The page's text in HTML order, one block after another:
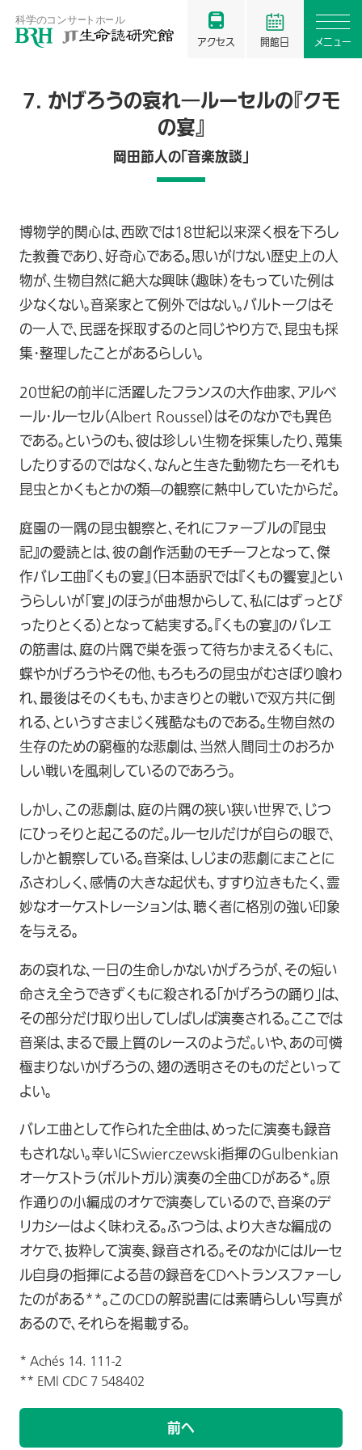
開館日 メニュー
アクセス
7. かげろうの哀れ―ルーセルの『クモ
の宴』
岡田節人の「音楽放談」
博物学的関心は、西欧では18世紀以来深く根を下ろし
た教養であり、好奇心である。思いがけない歴史上の人
物が、生物自然に絶大な興味（趣味）をもっていた例は
少なくない。音楽家とて例外ではない。バルトークはそ
の一人で、民謡を採取するのと同じやり方で、昆虫も採
集･整理したことがあるらしい。
20世紀の前半に活躍したフランスの大作曲家、アルベ
ール･ルーセル（Albert Roussel）はそのなかでも異色
である。というのも、彼は珍しい生物を採集したり、蒐集
したりするのではなく、なんと生きた動物たち―それも
昆虫とかくもとかの類—の観察に熱中していたからだ。
庭園の一隅の昆虫観察と、それにファーブルの『昆虫
記』の愛読とは、彼の創作活動のモチーフとなって、傑
作バレエ曲『くもの宴』（日本語訳では『くもの饗宴』とい
うらしいが「宴」のほうが曲想からして、私にはずっとぴ
ったりとくる）となって結実する。『くもの宴』のバレエ
の筋書は、庭の片隅で巣を張って待ちかまえるくもに、
蝶やかげろうやその他、もろもろの昆虫がむさぼり喰わ
れ、最後はそのくもも、かまきりとの戦いで双方共に倒
れる、というすさまじく残酷なものである。生物自然の
生存のための窮極的な悲劇は、当然人間同士のおろか
しい戦いを風刺しているのであろう。
しかし、この悲劇は、庭の片隅の狭い狭い世界で、じつ
にひっそりと起こるのだ。ルーセルだけが自らの眼で、
しかと観察している。音楽は、しじまの悲劇にまことに
ふさわしく、感情の大きな起伏も、すすり泣きもたく、霊
妙なオーケストレーションは、聴く者に格別の強い印象
を与える。
あの哀れな、一日の生命しかないかげろうが、その短い
命さえ全うできずくもに殺される「かげろうの踊り」は、
その部分だけ取り出してしばしば演奏される。ここでは
音楽は、まるで最上質のレースのようだ。いや、あの可憐
極まりないかげろうの、翅の透明さそのものだといって
よい。
バレエ曲として作られた全曲は、めったに演奏も録音
もされない。幸いにSwierczewski指揮のGulbenkian
オーケストラ（ポルトガル）演奏の全曲CDがある*。原
作通りの小編成のオケで演奏しているので、音楽のデ
リカシーはよく味わえる。ふつうは、より大きな編成の
オケで、抜粋して演奏、録音される。そのなかにはルーセ
ル自身の指揮による昔の録音をCDヘトランスファーし
たのがある**。このCDの解説書には素晴らしい写真が
あるので、それらを掲載する。
* Achés 14. 111-2
** EMl CDC 7 548402
前へ